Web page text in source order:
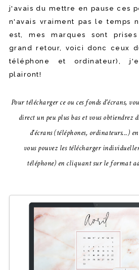
j'avais du mettre en pause ces
n'avais vraiment pas le temps
est, mes marques sont
grand retour, voici donc ceux
téléphone et ordinateur),
plairont!
Pour télécharger ce ou ces fonds d'écrans,
direct un peu plus bas et vous obtiendrez
d'écrans (téléphones, ordinateurs...)
vous pouvezles télécharger
téléphone) en cliquant sur le format